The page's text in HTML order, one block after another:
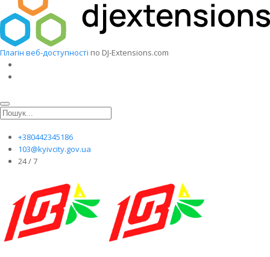
Плагін веб-доступності по DJ-Extensions.com
+380442345186
103@kyivcity.gov.ua
24 / 7